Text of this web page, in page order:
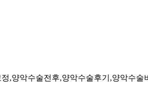
,양악수술전후,양악수술후기,양악수술